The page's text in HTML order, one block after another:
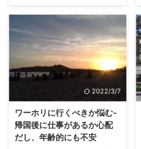
リアにワーキングホリデーに行く
った理由は3つあります。 1．海
外で生活したかった 2． サーフィ
ンがしたかった 3．英語が話せる
ようになりたかった 若い時か
ら、「人生のうちに一度は海外で
暮らしてみたいなー」と漠然と思
ィンにハマっていて、就職してか
らは毎週末、車で片道2時間以上
かけてサーフィンに行っていたの
2022/3/7
ワーホリに行くべきか悩む‐
帰国後に仕事があるか心配
だし、年齢的にも不安